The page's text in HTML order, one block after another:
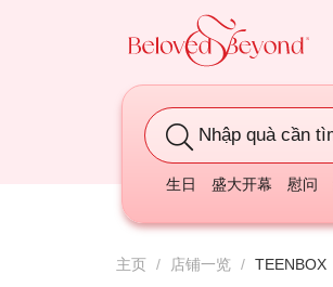
Quà tặng sinh
生日 盛大开幕 慰问
主页 / 店铺一览 / TEENBOX